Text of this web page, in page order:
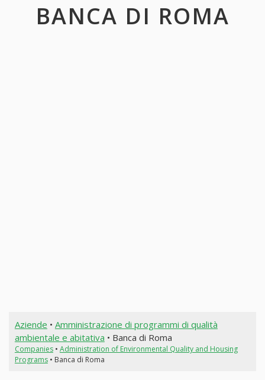
BANCA DI ROMA
Aziende • Amministrazione di programmi di qualità
ambientale e abitativa • Banca di Roma
Companies• Administration of Environmental Quality and Housing
Programs• Banca di Roma